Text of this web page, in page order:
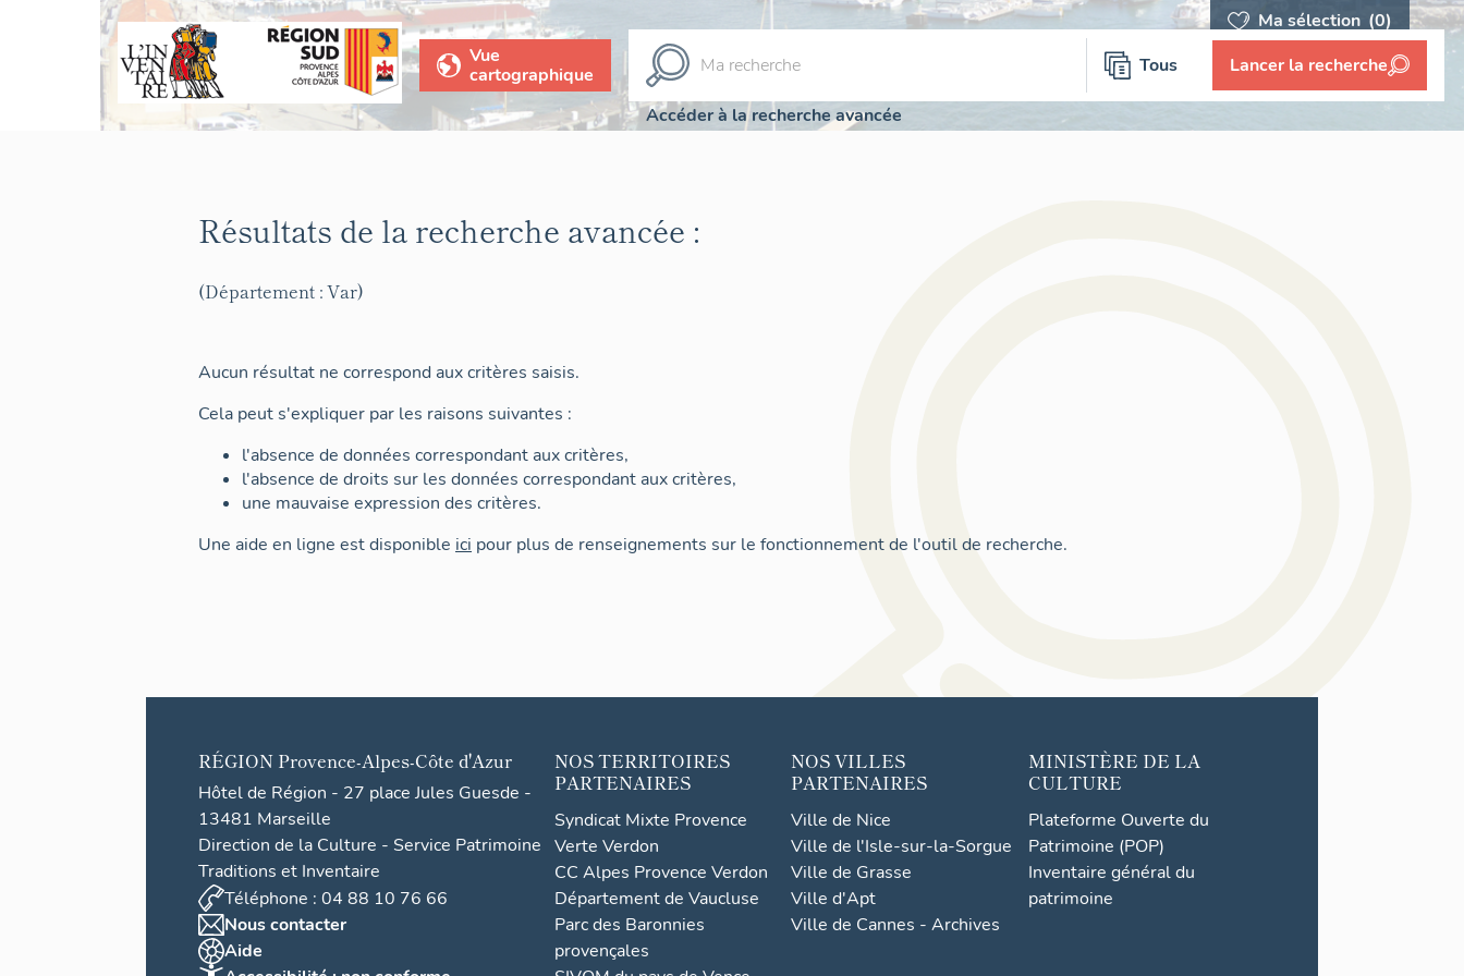
Ma sélection (0)
Vue
cartographique
Tous Lancer la recherche
Accéder à la recherche avancée
Résultats de la recherche avancée :
(Département : Var)
Aucun résultat ne correspond aux critères saisis.
Cela peut s'expliquer par les raisons suivantes :
l'absence de données correspondant aux critères,
l'absence de droits sur les données correspondant aux critères,
une mauvaise expression des critères.
Une aide en ligne est disponible ici pour plus de renseignements sur le fonctionnement de l'outil de recherche.
RÉGION Provence-Alpes-Côte d'Azur
Hôtel de Région - 27 place Jules Guesde -
13481 Marseille
Direction de la Culture - Service Patrimoine
Traditions et Inventaire
Téléphone : 04 88 10 76 66
Nous contacter
Aide
NOS TERRITOIRES
PARTENAIRES
Syndicat Mixte Provence
Verte Verdon
CC Alpes Provence Verdon
Département de Vaucluse
Parc des Baronnies
provençales
NOS VILLES
PARTENAIRES
Ville de Nice
Ville de l'Isle-sur-la-Sorgue
Ville de Grasse
Ville d'Apt
Ville de Cannes - Archives
MINISTÈRE DE LA
CULTURE
Plateforme Ouverte du
Patrimoine (POP)
Inventaire général du
patrimoine